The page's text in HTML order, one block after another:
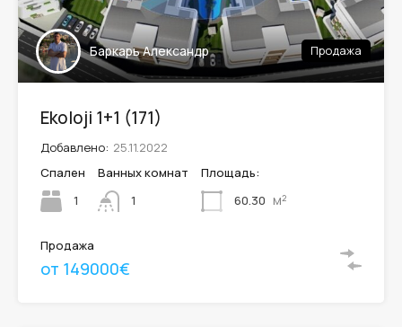
Баркарь Александр Продажа
Ekoloji 1+1 (171)
Добавлено: 25.11.2022
Спален
1
Ванных комнат
1
Площадь:
60.30 м²
Продажа
от 149000€